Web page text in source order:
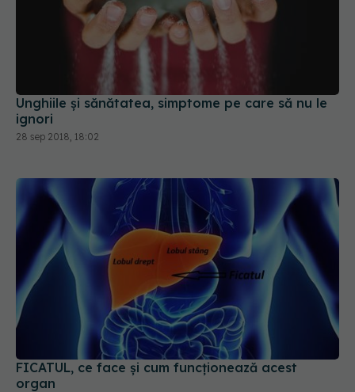
Unghiile și sănătatea, simptome pe care să nu le
ignori
28 sep 2018, 18:02
FICATUL, ce face și cum funcționează acest
organ